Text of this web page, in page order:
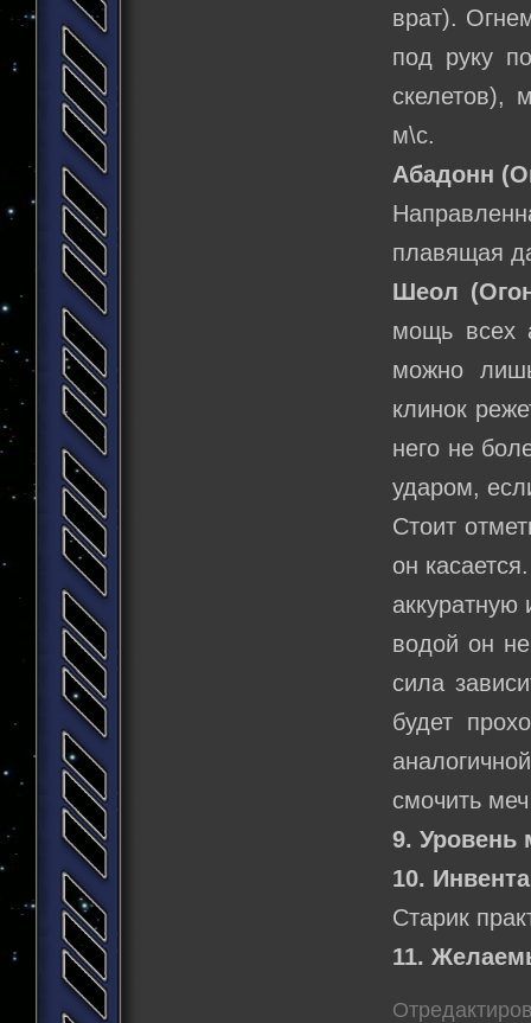
врат).
под руку
скелетов),
м\с.
Абадонн
плавящая
Шеол
мощь всех
можно
клинок
него не
ударом,
Стоит
он
водой он
сила
будет
смочить
9. Уровень
10.
Старик
11.